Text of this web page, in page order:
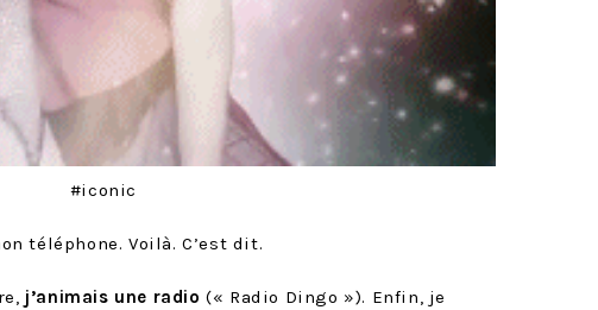
#iconic
téléphone. Voilà. C’est dit.
j’animais une radio (« Radio Dingo »). Enfin, je